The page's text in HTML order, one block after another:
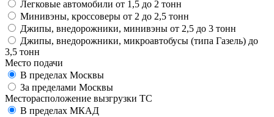
Легковые автомобили от 1,5 до 2 тонн
Минивэны, кроссоверы от 2 до 2,5 тонн
Джипы, внедорожники, минивэны от 2,5 до 3 тонн
Джипы, внедорожники, микроавтобусы (типа Газель) до
3,5 тонн
Место подачи
В пределах Москвы
За пределами Москвы
Месторасположение вызгрузки ТС
В пределах МКАД